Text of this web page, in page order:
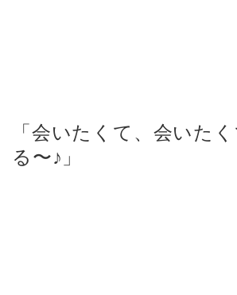
「会いたくて、会いた
る〜♪」